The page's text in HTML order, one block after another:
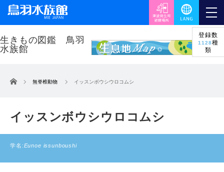
登録数
1128種
類
ホーム 無脊椎動物 イッスンボウシウロコムシ
イッスンボウシウロコムシ
学名:Eunoe issunboushi